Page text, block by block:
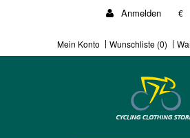
Anmelden €
Mein Konto Wunschliste (0)